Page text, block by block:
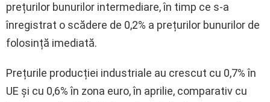
prețurilor bunurilor intermediare, în timp ce s-a
înregistrat o scădere de 0,2% a prețurilor bunurilor de
folosință imediată.
Prețurile producției industriale au crescut cu 0,7% în
UE și cu 0,6% în zona euro, în aprilie, comparativ cu